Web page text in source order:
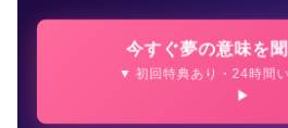
今すぐ夢の意味を
▼ 初回特典あり・24時間